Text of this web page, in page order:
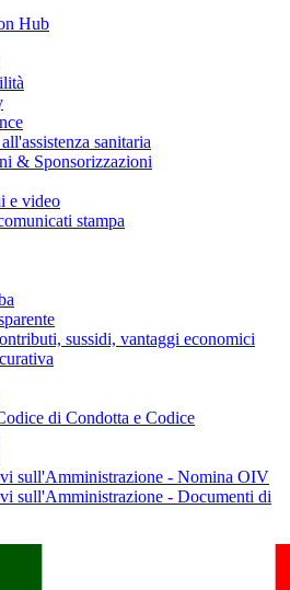
Hub
sanitaria
& Sponsorizzazioni
e video
stampa
sussidi, vantaggi economici
di Condotta e Codice
sull'Amministrazione - Nomina OIV
sull'Amministrazione - Documenti di